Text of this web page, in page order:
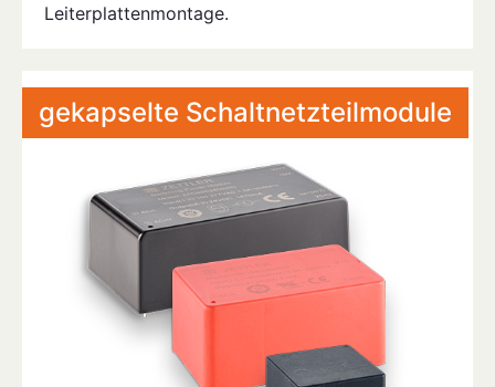
Leiterplattenmontage.
gekapselte Schaltnetzteilmodule